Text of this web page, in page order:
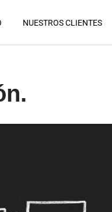
NUESTROS CLIENTES